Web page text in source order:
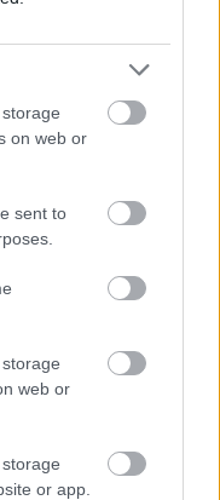
on web or
sent to
web or
or app.